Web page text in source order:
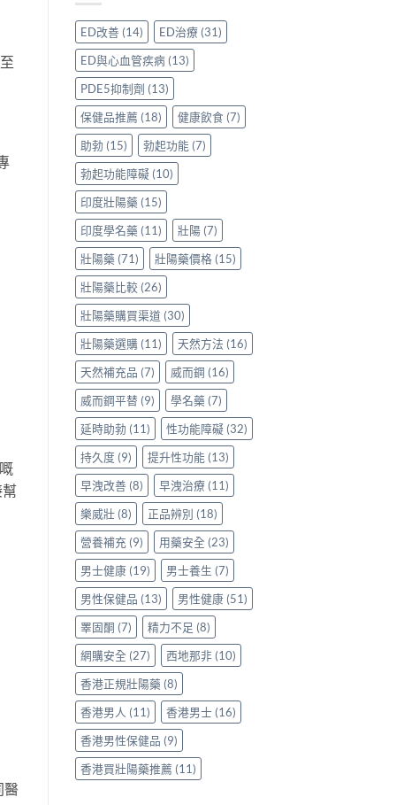
醫
使
用
心
得〉
中
鑽〉
中
香
港
用
家
親
身
分
享
正
貨
渠
道
與
選
購
指
南〉
中
評
價：
香
港
用
家
親
身
服
用
Levitra
的
真
實
分
享〉
中
ED改善 (14) ED治療(31)
ED與心血管疾病(13)
PDE5抑制劑 (13)
保健品推薦 (18) 健康飲食 (7)
助勃 (15) 勃起功能 (7)
勃起功能障礙(10)
印度壯陽藥 (15)
印度學名藥 (11) 壯陽(7)
壯陽藥 (71) 壯陽藥價格(15)
壯陽藥比較 (26)
壯陽藥購買渠道 (30)
壯陽藥選購(11) 天然方法 (16)
天然補充品 (7) 威而鋼 (16)
威而鋼平替 (9) 學名藥 (7)
延時助勃 (11) 性功能障礙(32)
持久度 (9) 提升性功能 (13)
早洩改善 (8) 早洩治療(11)
樂威壯(8) 正品辨別 (18)
營養補充 (9) 用藥安全 (23)
男士健康(19) 男士養生 (7)
男性保健品 (13) 男性健康(51)
睪固酮 (7) 精力不足 (8)
網購安全 (27) 西地那非(10)
香港正規壯陽藥 (8)
香港男人 (11) 香港男士(16)
香港男性保健品 (9)
香港買壯陽藥推薦 (11)